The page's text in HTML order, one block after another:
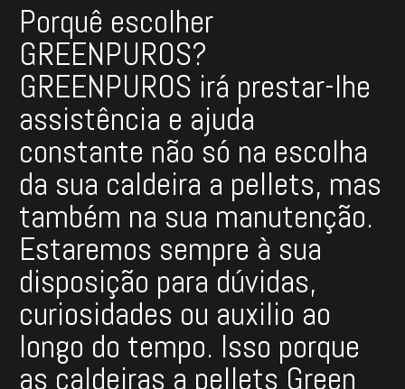
Porquê escolher
GREENPUROS?
GREENPUROS irá prestar-lhe
assistência e ajuda
constante não só na escolha
da sua caldeira a pellets, mas
também na sua manutenção.
Estaremos sempre à sua
disposição para dúvidas,
curiosidades ou auxilio ao
longo do tempo. Isso porque
as caldeiras a pellets Green